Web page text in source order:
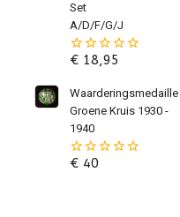
Set
A/D/F/G/J
0
de
€18,95
Waarderingsmedaille
Groene Kruis 1930 -
1940
0
€40